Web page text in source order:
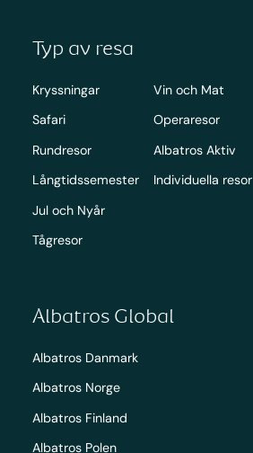
Typ av resa
Kryssningar
Safari
Rundresor
Långtidssemester
Jul och Nyår
Tågresor
Vin och Mat
Operaresor
Albatros Aktiv
Individuella resor
Albatros Global
Albatros Danmark
Albatros Norge
Albatros Finland
Albatros Polen